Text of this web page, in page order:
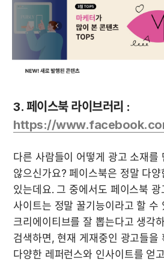
https://
다른 사람들이 어떻게 광고 소재를
않으신가요? 페이스북은 정말 다
있는데요. 그 중에서도 페이스북
사이트는 정말 꿀기능이라고 할 수
크리에이티브를 잘 뽑는다고 생각
검색하면, 현재 게재중인 광고들을
다양한 레퍼런스와 인사이트를 얻